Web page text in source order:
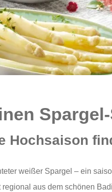
Hochsaison
weißer Spargel – ein
aus dem schönen